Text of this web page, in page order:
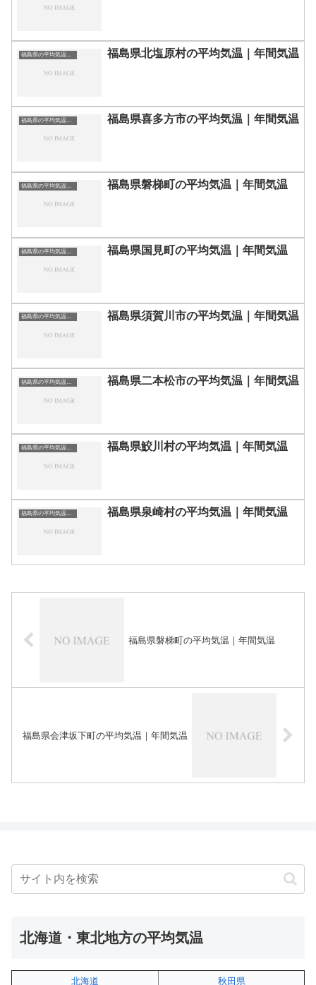
福島県の平均気温まとめ 福島県北塩原村の平均気温｜年間気温
福島県の平均気温まとめ 福島県喜多方市の平均気温｜年間気温
福島県磐梯町の平均気温｜年間気温
福島県国見町の平均気温｜年間気温
福島県の平均気温まとめ 福島県須賀川市の平均気温｜年間気温
福島県の平均気温まとめ 福島県二本松市の平均気温｜年間気温
福島県の平均気温まとめ 福島県鮫川村の平均気温｜年間気温
福島県の平均気温まとめ 福島県泉崎村の平均気温｜年間気温
福島県磐梯町の平均気温｜年間気温
福島県会津坂下町の平均気温｜年間気温
北海道・東北地方の平均気温
北海道
秋田県